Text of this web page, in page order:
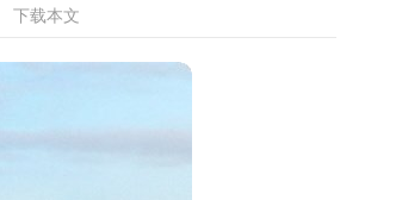
下载本文